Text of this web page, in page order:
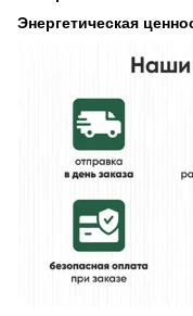
Энергетическая